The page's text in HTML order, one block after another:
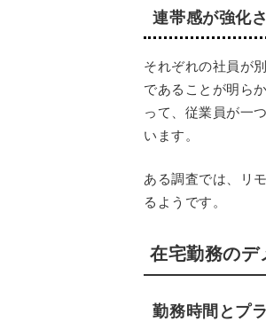
連帯感が強化
それぞれの社員が
であることが明ら
って、従業員が一
います。
ある調査では、リ
るようです。
在宅勤務のデ
勤務時間とプ